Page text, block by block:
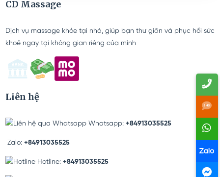
CD Massage
Dịch vụ massage khỏe tại nhà, giúp bạn thư giãn và phục hồi sức
khoẻ ngay tại không gian riêng của mình
Liên hệ
Whatsapp: +84913035525
Zalo: +84913035525
Hotline: +84913035525